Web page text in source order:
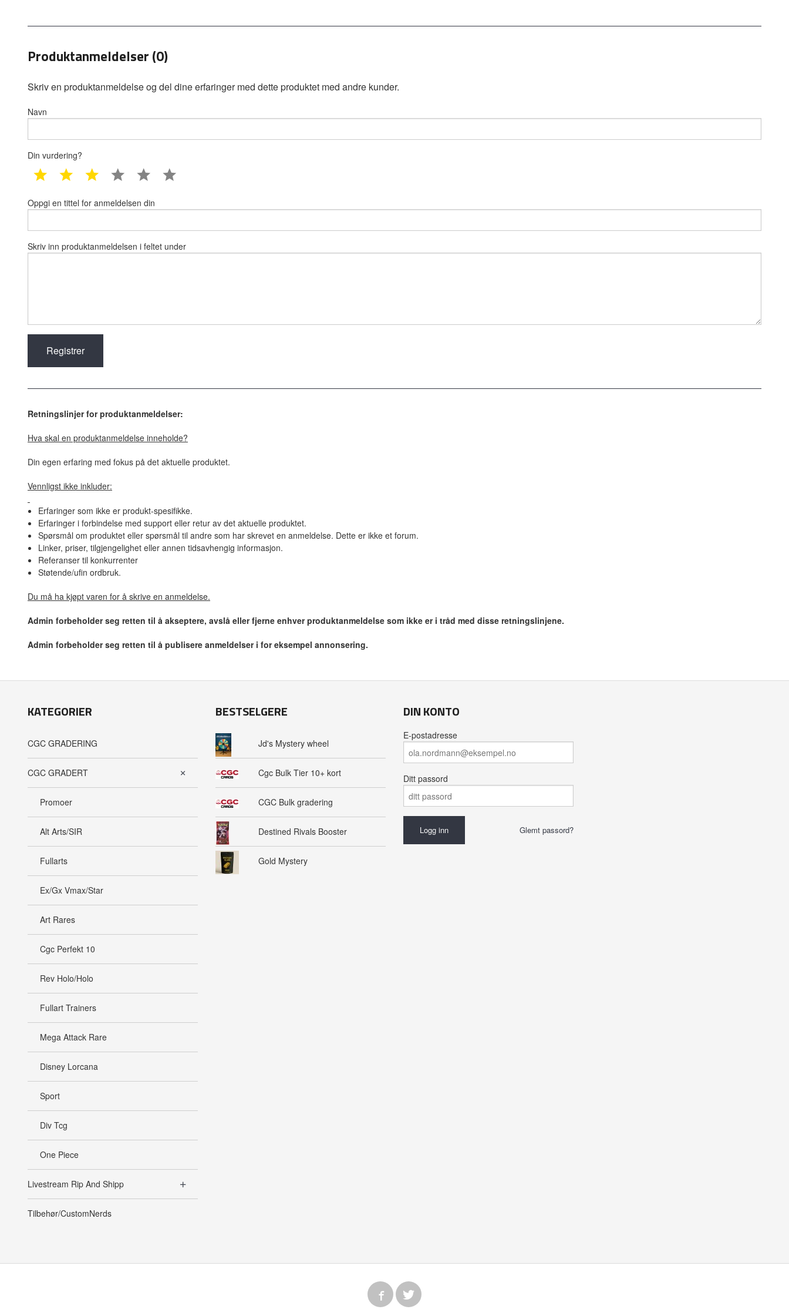
Produktanmeldelser (0)
Skriv en produktanmeldelse og del dine erfaringer med dette produktet med andre kunder.
Navn
Din vurdering?
1 star 2 star 3 star 4 star 5 star
Oppgi en tittel for anmeldelsen din
Skriv inn produktanmeldelsen i feltet under
Retningslinjer for produktanmeldelser:
Hva skal en produktanmeldelse inneholde?
Din egen erfaring med fokus på det aktuelle produktet.
Vennligst ikke inkluder:
Erfaringer som ikke er produkt-spesifikke.
Erfaringer i forbindelse med support eller retur av det aktuelle produktet.
Spørsmål om produktet eller spørsmål til andre som har skrevet en anmeldelse. Dette er ikke et forum.
Linker, priser, tilgjengelighet eller annen tidsavhengig informasjon.
Referanser til konkurrenter
Støtende/ufin ordbruk.
Du må ha kjøpt varen for å skrive en anmeldelse.
Admin forbeholder seg retten til å akseptere, avslå eller fjerne enhver produktanmeldelse som ikke er i tråd med disse retningslinjene.
Admin forbeholder seg retten til å publisere anmeldelser i for eksempel annonsering.
KATEGORIER
CGC GRADERING
CGC GRADERT
Promoer
Alt Arts/SIR
Fullarts
Ex/Gx Vmax/Star
Art Rares
Cgc Perfekt 10
Rev Holo/Holo
Fullart Trainers
Mega Attack Rare
Disney Lorcana
Sport
Div Tcg
One Piece
Livestream Rip And Shipp
Tilbehør/CustomNerds
BESTSELGERE
Jd's Mystery wheel
Cgc Bulk Tier 10+ kort
CGC Bulk gradering
Destined Rivals Booster
Gold Mystery
DIN KONTO
E-postadresse
Ditt passord
Glemt passord?